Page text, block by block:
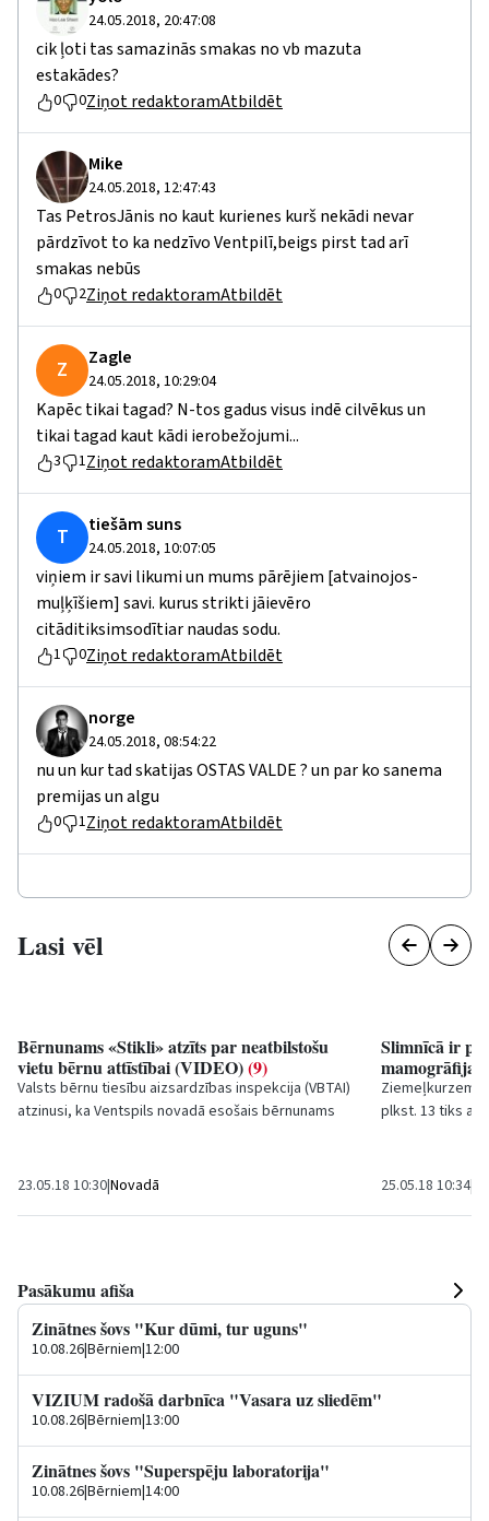
24.05.2018, 20:47:08
cik ļoti tas samazinās smakas no vb mazuta
estakādes?
0 0Ziņot redaktoramAtbildēt
Mike
24.05.2018, 12:47:43
Tas PetrosJānis no kaut kurienes kurš nekādi nevar
pārdzīvot to ka nedzīvo Ventpilī,beigs pirst tad arī
smakas nebūs
0 2Ziņot redaktoramAtbildēt
Z Zagle
24.05.2018, 10:29:04
Kapēc tikai tagad? N-tos gadus visus indē cilvēkus un
tikai tagad kaut kādi ierobežojumi...
3 1Ziņot redaktoramAtbildēt
T tiešām suns
24.05.2018, 10:07:05
viņiem ir savi likumi un mums pārējiem [atvainojos-
muļķīšiem] savi. kurus strikti jāievēro
citāditiksimsodītiar naudas sodu.
1 0Ziņot redaktoramAtbildēt
norge
24.05.2018, 08:54:22
nu un kur tad skatijas OSTAS VALDE ? un par ko sanema
premijas un algu
0 1Ziņot redaktoramAtbildēt
Lasi vēl
Bērnunams «Stikli» atzīts par neatbilstošu
vietu bērnu attīstībai (VIDEO)(9)
Valsts bērnu tiesību aizsardzības inspekcija (VBTAI)
atzinusi, ka Ventspils novadā esošais bērnunams
23.05.18 10:30|Novadā
Slimnīcā ir
plkst. 13 tiks
25.05.18 10:34|
Pasākumu afiša
Zinātnes šovs "Kur dūmi, tur uguns"
10.08.26|Bērniem|12:00
VIZIUM radošā darbnīca "Vasara uz sliedēm"
10.08.26|Bērniem|13:00
Zinātnes šovs "Superspēju laboratorija"
10.08.26|Bērniem|14:00